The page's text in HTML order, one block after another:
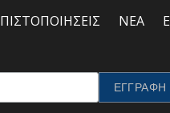
ΠΙΣΤΟΠΟΙΗΣΕΙΣ ΝΕΑ